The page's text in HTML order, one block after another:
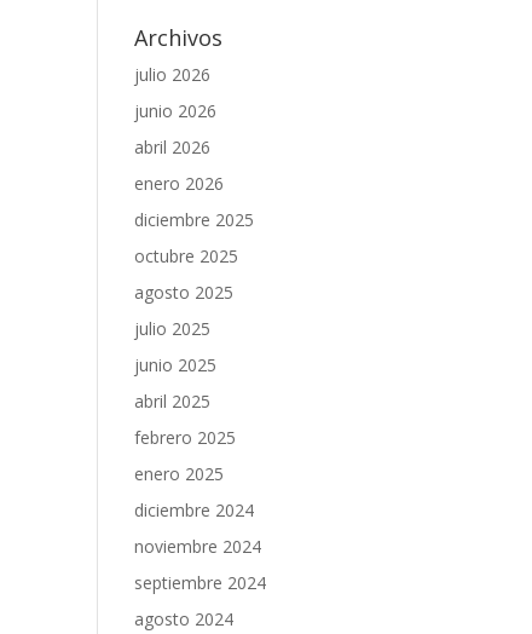
Archivos
julio 2026
junio 2026
abril 2026
enero 2026
diciembre 2025
octubre 2025
agosto 2025
julio 2025
junio 2025
abril 2025
febrero 2025
enero 2025
diciembre 2024
noviembre 2024
septiembre 2024
agosto 2024